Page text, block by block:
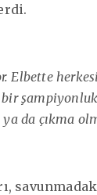
Elbette
da çıkma